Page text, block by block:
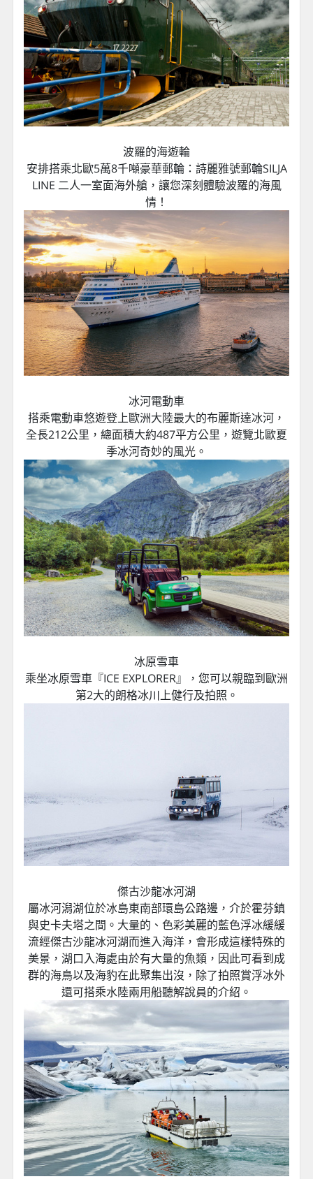
波羅的海遊輪
安排搭乘北歐5萬8千噸豪華郵輪：詩麗雅號郵輪SILJA
LINE 二人一室面海外艙，讓您深刻體驗波羅的海風
情！
冰河電動車
搭乘電動車悠遊登上歐洲大陸最大的布麗斯達冰河，
全長212公里，總面積大約487平方公里，遊覽北歐夏
季冰河奇妙的風光。
冰原雪車
乘坐冰原雪車『ICE EXPLORER』，您可以親臨到歐洲
第2大的朗格冰川上健行及拍照。
傑古沙龍冰河湖
屬冰河潟湖位於冰島東南部環島公路邊，介於霍芬鎮
與史卡夫塔之間。大量的、色彩美麗的藍色浮冰緩緩
流經傑古沙龍冰河湖而進入海洋，會形成這樣特殊的
美景，湖口入海處由於有大量的魚類，因此可看到成
群的海鳥以及海豹在此聚集出沒，除了拍照賞浮冰外
還可搭乘水陸兩用船聽解說員的介紹。